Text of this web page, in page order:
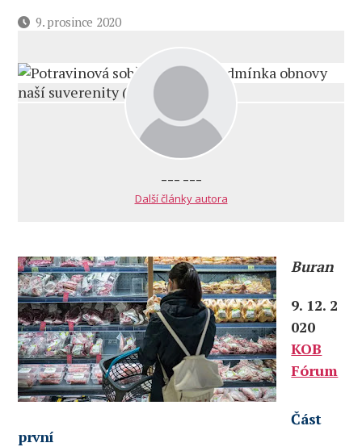
Datum9. prosince 2020
--- ---
Další články autora
Buran
9. 12. 2
020
KOB
Fórum
Část
první